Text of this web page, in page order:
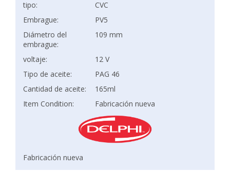
tipo:
CVC
Embrague:
PV5
Diámetro del
embrague:
109 mm
voltaje:
12 V
Tipo de aceite:
PAG 46
Cantidad de aceite:
165ml
Item Condition:
Fabricación nueva
Fabricación nueva